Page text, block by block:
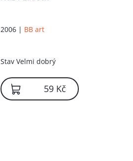
2006 | BB art
StavVelmi dobrý
59 Kč